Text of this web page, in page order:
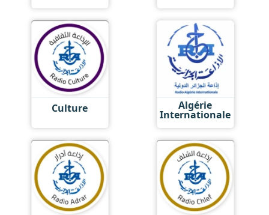
Culture Algérie
Internationale